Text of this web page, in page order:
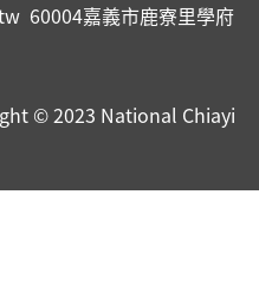
60004嘉義市鹿寮里學府
© 2023 National Chiayi